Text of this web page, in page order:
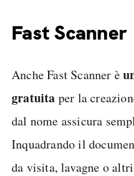
Fast Scanner
Anche Fast Scanner è
gratuita per la
dal nome assicura
Inquadrando il
da visita, lavagne o